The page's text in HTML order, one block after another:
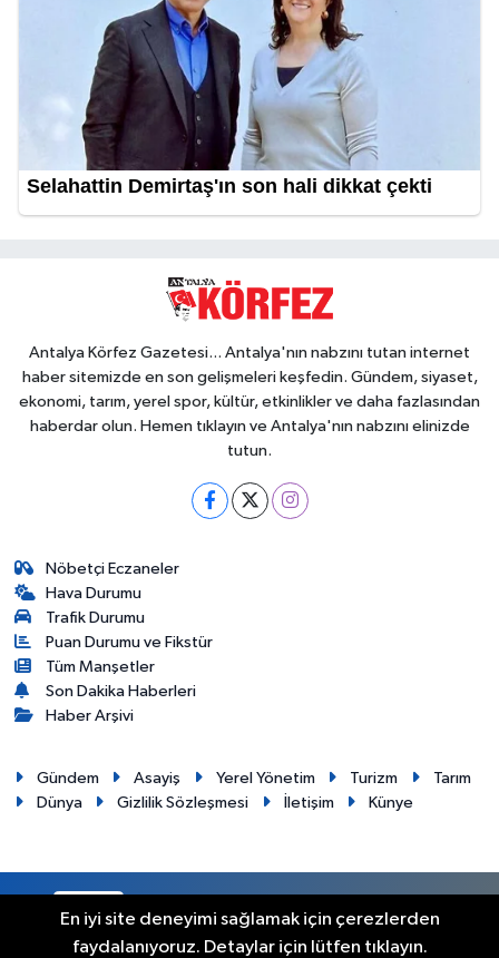
Antalya Körfez Gazetesi... Antalya'nın nabzını tutan internet
haber sitemizde en son gelişmeleri keşfedin. Gündem, siyaset,
ekonomi, tarım, yerel spor, kültür, etkinlikler ve daha fazlasından
haberdar olun. Hemen tıklayın ve Antalya'nın nabzını elinizde
tutun.
Nöbetçi Eczaneler
Hava Durumu
Trafik Durumu
Puan Durumu ve Fikstür
Tüm Manşetler
Son Dakika Haberleri
Haber Arşivi
Gündem Asayiş Yerel Yönetim Turizm
Tarım
Dünya
Gizlilik Sözleşmesi İletişim Künye
En iyi site deneyimi sağlamak için çerezlerden
faydalanıyoruz. Detaylar için lütfen tıklayın.